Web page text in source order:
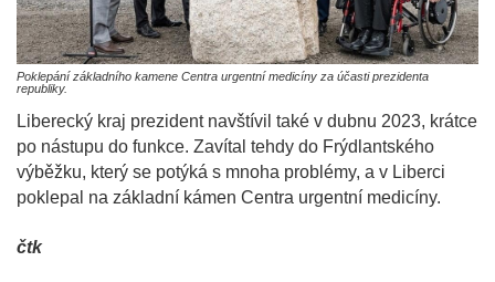
Poklepání základního kamene Centra urgentní medicíny za účasti prezidenta
republiky.
Liberecký kraj prezident navštívil také v dubnu 2023, krátce
po nástupu do funkce. Zavítal tehdy do Frýdlantského
výběžku, který se potýká s mnoha problémy, a v Liberci
poklepal na základní kámen Centra urgentní medicíny.
čtk